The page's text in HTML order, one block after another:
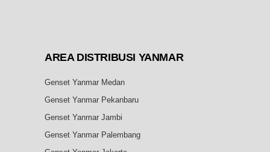
AREA DISTRIBUSI YANMAR
Genset Yanmar Medan
Genset Yanmar Pekanbaru
Genset Yanmar Jambi
Genset Yanmar Palembang